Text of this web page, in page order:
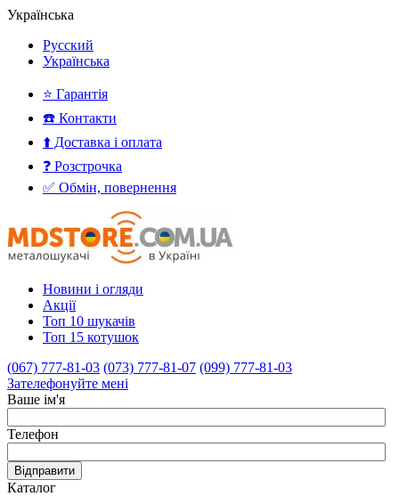
Українська
Русский
Українська
⭐ Гарантія
☎️ Контакти
⬆️ Доставка і оплата
❓ Розстрочка
✅ Обмін, повернення
Новини і огляди
Акції
Топ 10 шукачів
Топ 15 котушок
(067) 777-81-03 (073) 777-81-07 (099) 777-81-03
Зателефонуйте мені
Ваше ім'я
Телефон
Відправити
Каталог